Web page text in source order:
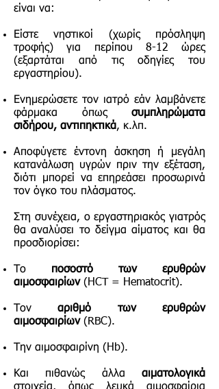
είναι να:
Είστε νηστικοί (χωρίς πρόσληψη
τροφής) για περίπου 8-12 ώρες
(εξαρτάται από τις οδηγίες του
εργαστηρίου).
Ενημερώσετε τον ιατρό εάν λαμβάνετε
φάρμακα όπως συμπληρώματα
σιδήρου, αντιπηκτικά, κ.λπ.
Αποφύγετε έντονη άσκηση ή μεγάλη
κατανάλωση υγρών πριν την εξέταση,
διότι μπορεί να επηρεάσει προσωρινά
τον όγκο του πλάσματος.
Στη συνέχεια, ο εργαστηριακός γιατρός
θα αναλύσει το δείγμα αίματος και θα
προσδιορίσει:
Το ποσοστό των ερυθρών
αιμοσφαιρίων(HCT = Hematocrit).
Τοναριθμό των ερυθρών
αιμοσφαιρίων(RBC).
Την αιμοσφαιρίνη (Hb).
Και πιθανώς άλλα αιματολογικά